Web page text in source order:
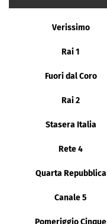
Verissimo
Rai 1
Fuori dal Coro
Rai 2
Stasera Italia
Rete 4
Quarta Repubblica
Canale 5
Pomeriggio Cinque